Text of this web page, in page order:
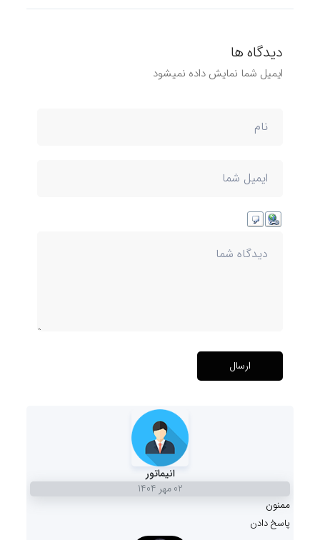
دیدگاه ها
ایمیل شما نمایش داده نمیشود
ارسال
انیماتور
02 مهر 1404
ممنون
پاسخ دادن